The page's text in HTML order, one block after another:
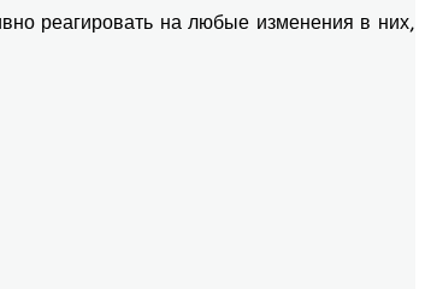
реагировать на любые изменения в них,